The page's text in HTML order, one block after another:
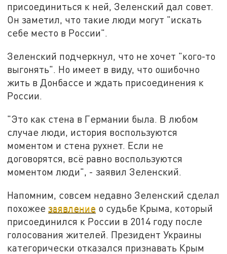
присоединиться к ней, Зеленский дал совет.
Он заметил, что такие люди могут "искать
себе место в России".
Зеленский подчеркнул, что не хочет "кого-то
выгонять". Но имеет в виду, что ошибочно
жить в Донбассе и ждать присоединения к
России.
"Это как стена в Германии была. В любом
случае люди, история воспользуются
моментом и стена рухнет. Если не
договорятся, всё равно воспользуются
моментом люди", - заявил Зеленский.
Напомним, совсем недавно Зеленский сделал
похожее заявление о судьбе Крыма, который
присоединился к России в 2014 году после
голосования жителей. Президент Украины
категорически отказался признавать Крым